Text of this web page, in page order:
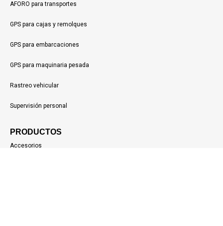
AFORO para transportes
GPS para cajas y remolques
GPS para embarcaciones
GPS para maquinaria pesada
Rastreo vehicular
Supervisión personal
PRODUCTOS
Accesorios